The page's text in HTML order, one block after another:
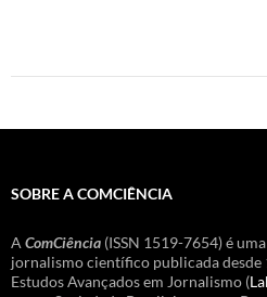
SOBRE A COMCIÊNCIA
A ComCiência (ISSN 1519-7654) é
jornalismo científico publicada
Estudos Avançados em Jornalismo (